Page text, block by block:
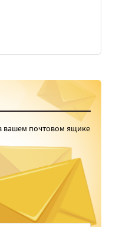
вашем почтовом ящике